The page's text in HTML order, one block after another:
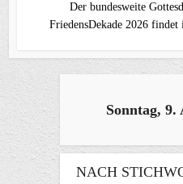
Der bundesweite
FriedensDekade 2026
Sonntag, 9.
NACH